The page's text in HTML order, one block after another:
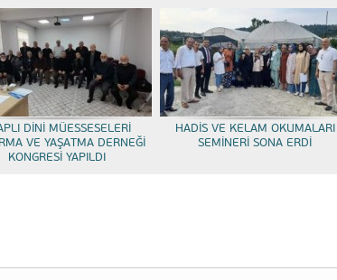
DİNİ MÜESSESELERİ
VE YAŞATMA DERNEĞİ
KONGRESİ YAPILDI
HADİS VE KELAM OKUMALARI
SEMİNERİ SONA ERDİ